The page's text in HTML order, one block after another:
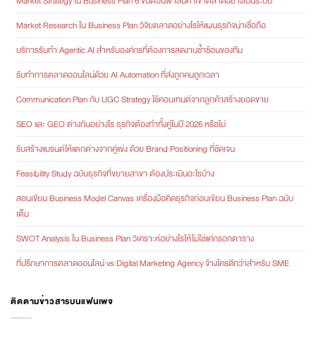
Market Research ใน Business Plan วิจัยตลาดอย่างไรให้แผนธุรกิจน่าเชื่อถือ
บริการรับทำ Agentic AI สำหรับองค์กรที่ต้องการลดงานซ้ำซ้อนของทีม
รับทำการตลาดออนไลน์ด้วย AI Automation ที่ส่งถูกคนถูกเวลา
Communication Plan กับ UGC Strategy ใช้คอนเทนต์จากลูกค้าสร้างยอดขาย
SEO และ GEO ต่างกันอย่างไร ธุรกิจต้องทำทั้งคู่ในปี 2026 หรือไม่
รับสร้างแบรนด์ให้แตกต่างจากคู่แข่ง ด้วย Brand Positioning ที่ชัดเจน
Feasibility Study ฉบับธุรกิจที่ขยายสาขา ต้องประเมินอะไรบ้าง
สอนเขียน Business Model Canvas เครื่องมือคิดธุรกิจก่อนเขียน Business Plan ฉบับ
เต็ม
SWOT Analysis ใน Business Plan วิเคราะห์อย่างไรให้ไม่ใช่แค่กรอกตาราง
ที่ปรึกษาการตลาดออนไลน์ vs Digital Marketing Agency จ้างใครดีกว่าสำหรับ SME
ติดตามข่าวสารบนแฟนเพจ